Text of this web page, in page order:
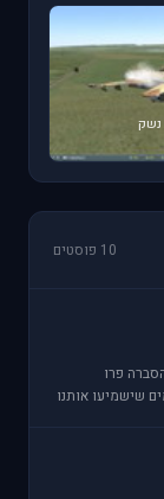
10 פוסטים
פרו
שישמיעו אותנו